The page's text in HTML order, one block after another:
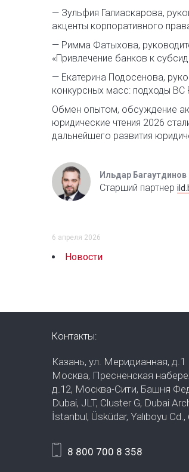
— Зульфия Галиаскарова,
акценты корпоративного
— Римма Фатыхова,
«Привлечение банков к
— Екатерина Подосенова,
конкурсных масс: подходы ВС
Обмен опытом, обсуждение
юридические чтения 2026
дальнейшего развития
Ильдар Багаутдинов
Старший партнер
6 апреля 2026
Новости
Контакты:
Казань, ул. Меридианная, д.1
Москва, Пресненская
д.12, Москва-Сити, Башня
Dubai, JLT, Cluster G, Dubai
İstanbul, Üsküdar, Yalıboyu Cd.,
8 800 700 8 358